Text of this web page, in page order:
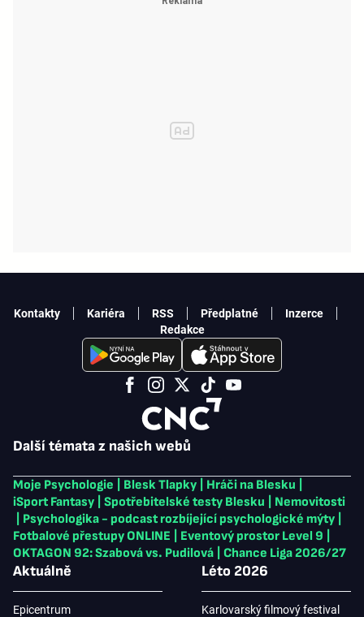
Další témata z našich webů
Moje Psychologie Blesk Tlapky Hráči na Blesku
iSport Fantasy
Spotřebitelské testy Blesku
Nemovitosti
Psychologika - podcast rozbíjející psychologické mýty
Fotbalové přestupy ONLINE
Eventový prostor Level 9
OKTAGON 92: Szabová vs. Pudilová
Chance Liga 2026/27
Aktuálně
Epicentrum
Léto 2026
Karlovarský filmový festival
Kontakty Kariéra RSS Předplatné
Inzerce
Redakce